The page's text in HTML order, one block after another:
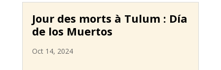
Jour des morts à Tulum : Día
de los Muertos
Oct 14, 2024